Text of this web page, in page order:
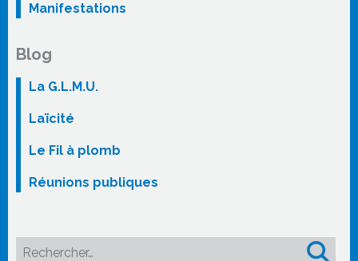
Manifestations
Blog
La G.L.M.U.
Laïcité
Le Fil à plomb
Réunions publiques
Rechercher :